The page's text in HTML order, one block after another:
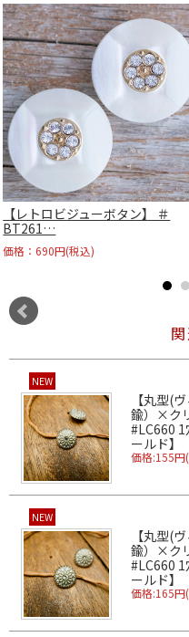
【レトロビジューボタン】 ＃
BT261…
価格：690円(税込)
NEW
【丸型(
鍮）×ク
#LC660
ールド】
価格:155円
NEW
【丸型(
鍮）×ク
#LC660
ールド】
価格:165円